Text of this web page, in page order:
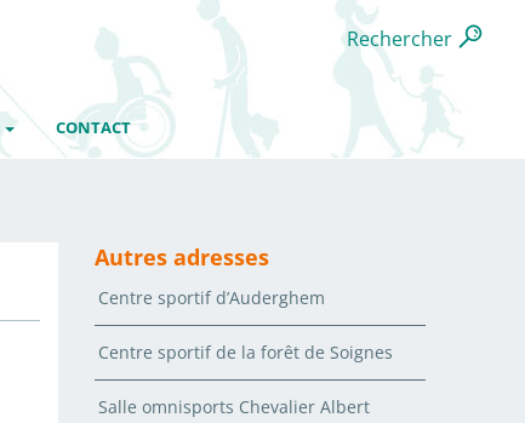
Rechercher
CONTACT
Autres adresses
Centre sportif d’Auderghem
Centre sportif de la forêt de Soignes
Salle omnisports Chevalier Albert